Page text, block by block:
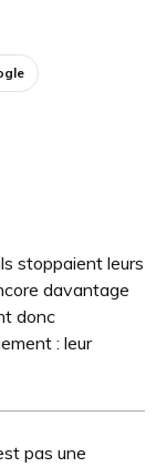
stoppaient leurs
davantage
donc
: leur
pas une